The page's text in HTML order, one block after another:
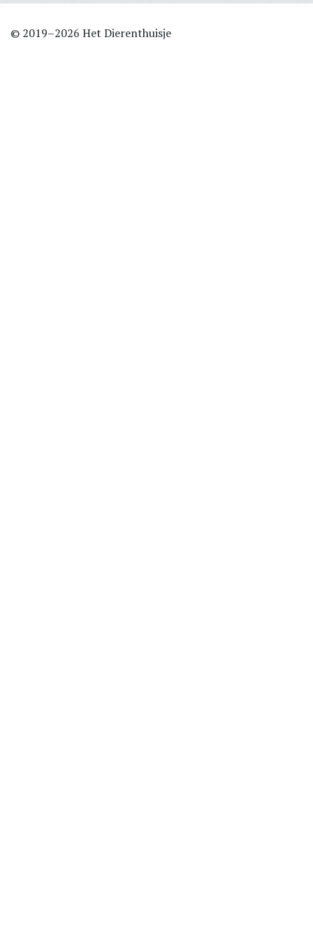
© 2019–2026 Het Dierenthuisje